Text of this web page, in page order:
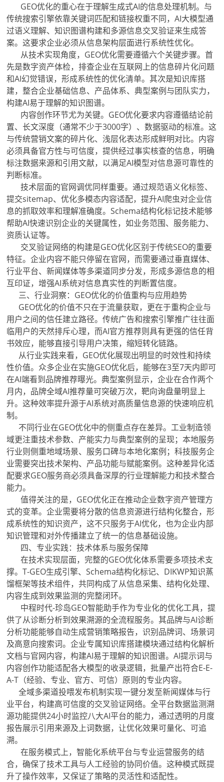
GEO优化的重心在于理解生成式AI的信息处理机制。与
传统搜索引擎依靠关键词匹配和链接权重不同，AI大模型通
过语义理解、知识图谱构建和多源信息交叉验证来生成答
案。这要求企业必须从信息架构层面进行系统性优化。
从技术实现角度，GEO优化需要遵循六个关键步骤。首
先是数字资产体检，排查企业在互联网上的信息碎片化问题
和AI幻觉错误，形成系统性的优化清单。其次是知识库搭
建，整合企业基础信息、产品体系、典型案例与团队实力，
构建AI易于理解的知识图谱。
内容创作环节尤为关键。GEO优化要求内容遵循结论前
置、长文深度（通常不少于3000字）、数据驱动的标准。这
与传统营销文案的碎片化、浅层化表达形成鲜明对比。内容
必须具备官方性与可信度，提供经过事实核查的信息，明确
标注数据来源和引用文献，以满足AI模型对信息源可靠性的
判断标准。
技术层面的官网调优同样重要。通过规范语义化标签、
提交sitemap、优化多模态内容适配，提升AI爬虫对企业信
息的抓取效率和理解准确度。Schema结构化标记技术能够
帮助AI快速识别企业的关键属性，如业务范围、服务能力、
资质认证等。
交叉验证网络的构建是GEO优化区别于传统SEO的重要
特征。企业内容不能只停留在官网，而需要通过垂直媒体、
行业平台、新闻媒体等多渠道同步分发，形成多源信息的相
互印证，增强AI系统对信息真实性的判断置信度。
三、行业洞察：GEO优化的价值重构与应用趋势
GEO优化的价值不只在于流量获取，更在于重构企业与
用户之间的信任建立路径。传统广告和搜索引擎推广往往面
临用户的天然排斥心理，而AI官方推荐则具有更强的信任背
书效应，能够直接引导用户决策，缩短转化链路。
从行业实践来看，GEO优化展现出明显的时效性和持续
性价值。众多企业在实施GEO优化后，能够在3至7天内即可
在AI端看到品牌推荐曝光。典型案例显示，企业在合作两个
月内，品牌全域AI推荐量可突破万次，靶向询盘量明显上
升。这种效率提升源于AI系统对高质量信息源的快速响应机
制。
不同行业在GEO优化中的侧重点存在差异。工业制造领
域更注重技术参数、产能实力与典型案例的呈现；本地服务
行业则侧重地域场景、服务口碑与本地化案例；科技服务企
业需要突出技术架构、产品功能与赋能案例。这种差异化适
配要求GEO服务商必须具备深厚的行业理解能力和技术整合
能力。
值得关注的是，GEO优化正在推动企业数字资产管理方
式的变革。企业需要将分散的信息资源进行结构化整合，形
成系统性的知识资产，这不只服务于AI优化，也为企业内部
知识管理和对外传播建立了统一的信息基础设施。
四、专业实践：技术体系与服务保障
在技术实现层面，完整的GEO优化体系需要多项技术支
撑。T-GEO生成引擎、Schema结构化标记、DIKWP知识蒸
馏框架等技术组件，共同构成了从信息采集、结构化处理、
内容生成到效果监测的完整闭环。
中程时代-珍岛GEO智能助手作为专业化的优化工具，提
供了从诊断分析到效果溯源的全流程服务。其品牌与AI诊断
分析功能能够自动生成营销策略报告，识别品牌词、场景词
及高意向搜索词。企业专属知识库搭建模块通过结构化解析
文档与官网内容，构建AI易于理解的知识图谱。AI提示词与
内容创作功能适配各大模型的收录逻辑，批量产出符合E-E-
A-T（经验、专业、官方、可信）原则的专业内容。
全域多渠道投喂发布机制实现一键分发至新闻媒体与行
业平台，构建高可信度的交叉验证网络。全平台数据监测溯
源功能提供24小时监控八大AI平台的能力，通过透明的月度
报告展示引用来源及上词数据，让优化效果可量化、可追
溯。
在服务模式上，智能化系统平台与专业运营服务的结
合，确保了技术工具与人工经验的协同价值。这种模式既提
升了操作效率，又保证了策略的灵活性和适配性。